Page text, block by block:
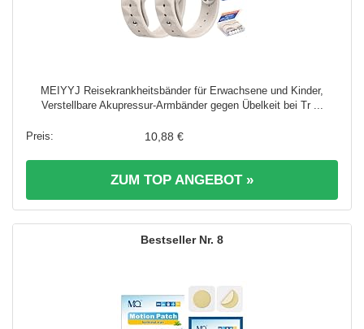
MEIYYJ Reisekrankheitsbänder für Erwachsene und Kinder,
Verstellbare Akupressur-Armbänder gegen Übelkeit bei Tr ...
10,88 €
ZUM TOP ANGEBOT »
8